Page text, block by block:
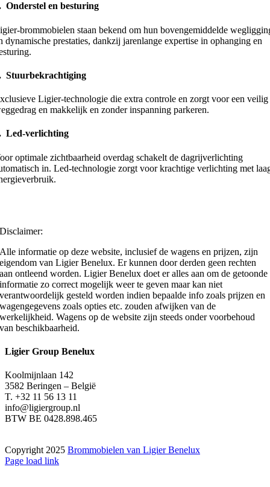
Onderstel en besturing
brommobielen staan bekend om hun bovengemiddelde
dynamische prestaties, dankzij jarenlange expertise in ophanging en
Stuurbekrachtiging
Ligier-technologie die extra controle en zorgt voor een veilig
en makkelijk en zonder inspanning parkeren.
Led-verlichting
optimale zichtbaarheid overdag schakelt de dagrijverlichting
in. Led-technologie zorgt voor krachtige verlichting met
Disclaimer:
Alle informatie op deze website, inclusief de wagens en prijzen, zijn
eigendom van Ligier Benelux. Er kunnen door derden geen rechten
aan ontleend worden. Ligier Benelux doet er alles aan om de getoonde
informatie zo correct mogelijk weer te geven maar kan niet
verantwoordelijk gesteld worden indien bepaalde info zoals prijzen en
wagengegevens zoals opties etc. zouden afwijken van de
werkelijkheid. Wagens op de website zijn steeds onder voorbehoud
van beschikbaarheid.
Ligier Group Benelux
Koolmijnlaan 142
3582 Beringen – België
T. +32 11 56 13 11
info@ligiergroup.nl
BTW BE 0428.898.465
Copyright 2025 Brommobielen van Ligier Benelux
Page load link